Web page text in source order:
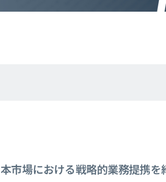
市場における戦略的業務提携を